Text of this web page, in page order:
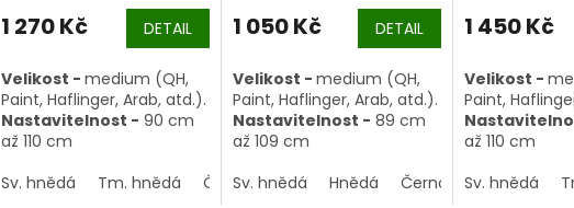
1 270 Kč DETAIL
Velikost - medium (QH,
Paint, Haflinger, Arab, atd.).
Nastavitelnost - 90 cm
až 110 cm
Sv. hnědá
Tm. hnědá Černohnědá
1 050 Kč DETAIL
Velikost - medium (QH,
Paint, Haflinger, Arab, atd.).
Nastavitelnost - 89 cm
až 109 cm
Sv. hnědá
Hnědá Černohnědá
1 450 Kč
Velikost -
Paint,
až 110 cm
Sv. hnědá